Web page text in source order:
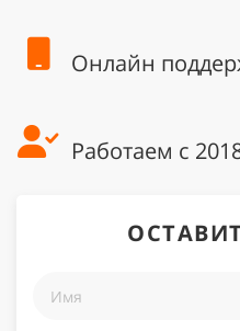
Онлайн
Работаем с